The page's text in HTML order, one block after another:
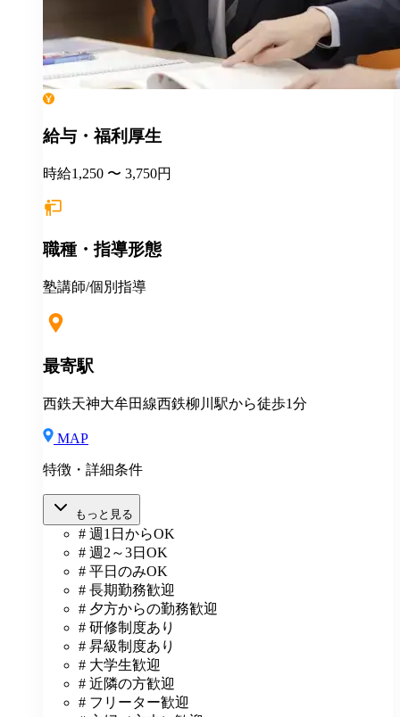
給与・福利厚生
時給1,250 〜 3,750円
職種・指導形態
塾講師/個別指導
最寄駅
西鉄天神大牟田線西鉄柳川駅から徒歩1分
MAP
特徴・詳細条件
もっと見る
# 週1日からOK
# 週2～3日OK
# 平日のみOK
# 長期勤務歓迎
# 夕方からの勤務歓迎
# 研修制度あり
# 昇級制度あり
# 大学生歓迎
# 近隣の方歓迎
# フリーター歓迎